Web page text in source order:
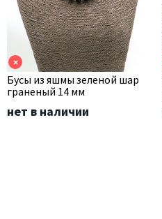
×
Бусы из яшмы зеленой шар
граненый 14 мм
нет в наличии